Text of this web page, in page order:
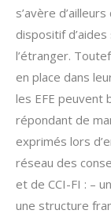
s’avère
dispositif
l’étranger.
en place dans
les EFE peuvent
répondant de
exprimés lors
réseau des
et de CCI-FI : –
une structure